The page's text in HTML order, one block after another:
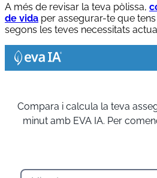
A més de revisar la teva pòlissa,
de vida per assegurar-te que
segons les teves necessitats
Compara i calcula la teva
minut amb EVA IA. Per